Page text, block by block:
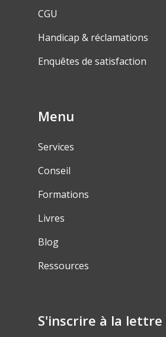
CGU
Handicap & réclamations
Enquêtes de satisfaction
Menu
Services
Conseil
Formations
Livres
Blog
Ressources
S'inscrire à la lettre